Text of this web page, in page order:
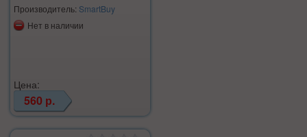
Производитель: SmartBuy
Нет в наличии
Цена:
560 р.